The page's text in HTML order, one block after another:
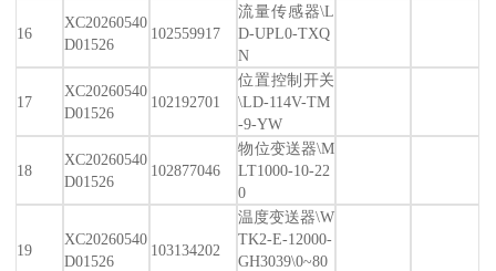
16
XC20260540
D01526
102559917
流量传感器\L
D-UPL0-TXQ
N
17
XC20260540
D01526
102192701
位置控制开关
\LD-114V-TM
-9-YW
18
XC20260540
D01526
102877046
物位变送器\M
LT1000-10-22
0
19
XC20260540
D01526
103134202
温度变送器\W
TK2-E-12000-
GH3039\0~80